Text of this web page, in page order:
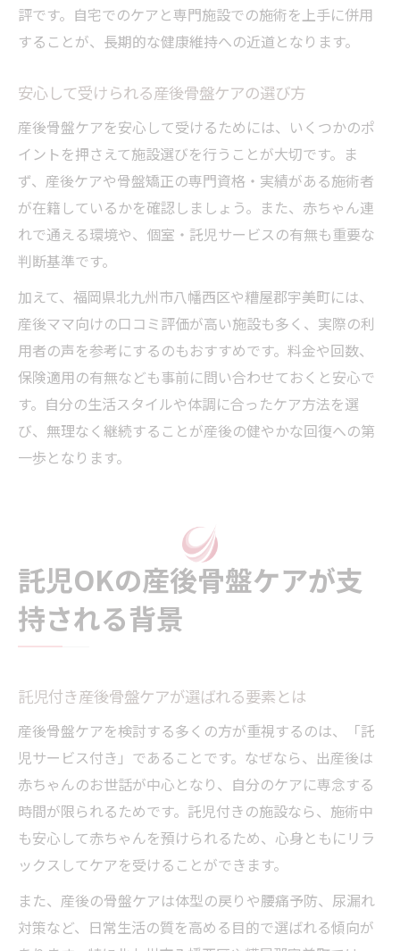
評です。自宅でのケアと専門施設での施術を上手に併用
することが、長期的な健康維持への近道となります。
安心して受けられる産後骨盤ケアの選び方
産後骨盤ケアを安心して受けるためには、いくつかのポ
イントを押さえて施設選びを行うことが大切です。ま
ず、産後ケアや骨盤矯正の専門資格・実績がある施術者
が在籍しているかを確認しましょう。また、赤ちゃん連
れで通える環境や、個室・託児サービスの有無も重要な
判断基準です。
加えて、福岡県北九州市八幡西区や糟屋郡宇美町には、
産後ママ向けの口コミ評価が高い施設も多く、実際の利
用者の声を参考にするのもおすすめです。料金や回数、
保険適用の有無なども事前に問い合わせておくと安心で
す。自分の生活スタイルや体調に合ったケア方法を選
び、無理なく継続することが産後の健やかな回復への第
一歩となります。
託児OKの産後骨盤ケアが支
持される背景
託児付き産後骨盤ケアが選ばれる要素とは
産後骨盤ケアを検討する多くの方が重視するのは、「託
児サービス付き」であることです。なぜなら、出産後は
赤ちゃんのお世話が中心となり、自分のケアに専念する
時間が限られるためです。託児付きの施設なら、施術中
も安心して赤ちゃんを預けられるため、心身ともにリラ
ックスしてケアを受けることができます。
また、産後の骨盤ケアは体型の戻りや腰痛予防、尿漏れ
対策など、日常生活の質を高める目的で選ばれる傾向が